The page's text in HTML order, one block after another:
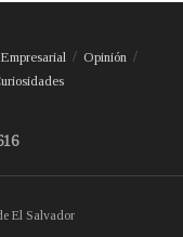
Empresarial
Opinión
El Salvador